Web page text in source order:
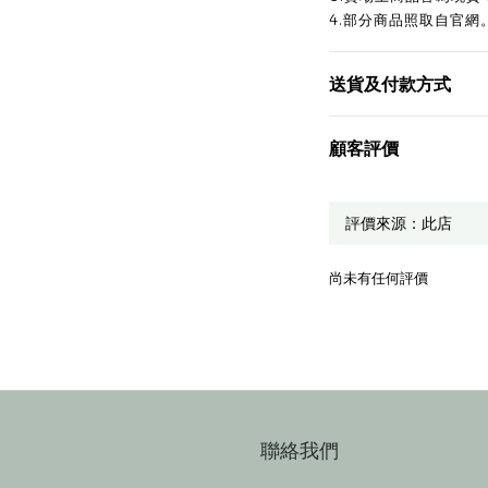
4.部分商品照取自官網
送貨及付款方式
顧客評價
尚未有任何評價
聯絡我們